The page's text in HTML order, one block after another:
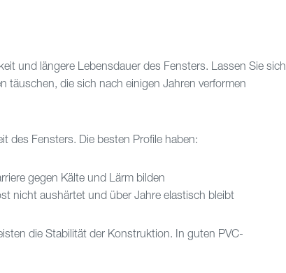
und längere Lebensdauer des Fensters. Lassen Sie sich
täuschen, die sich nach einigen Jahren verformen
des Fensters. Die besten Profile haben:
gegen Kälte und Lärm bilden
nicht aushärtet und über Jahre elastisch bleibt
die Stabilität der Konstruktion. In guten PVC-